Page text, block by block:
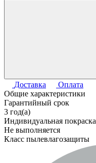
Доставка
Оплата
Общие характеристики
Гарантийный срок
3 год(а)
Индивидуальная покраска
Не выполняется
Класс пылевлагозащиты